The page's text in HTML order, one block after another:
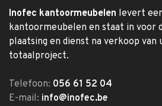
Inofec kantoormeubelen levert
kantoormeubelen en staat in voor
plaatsing en dienst na verkoop van
totaalproject.
Telefoon: 056 61 52 04
E-mail: info@inofec.be